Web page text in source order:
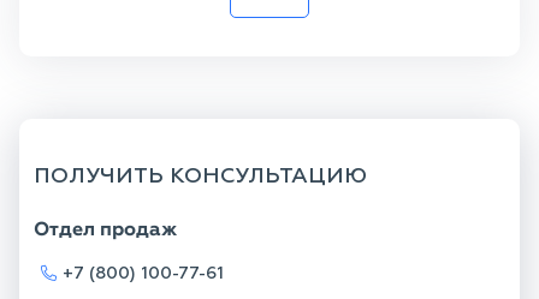
ПОЛУЧИТЬ КОНСУЛЬТАЦИЮ
Отдел продаж
+7 (800) 100-77-61